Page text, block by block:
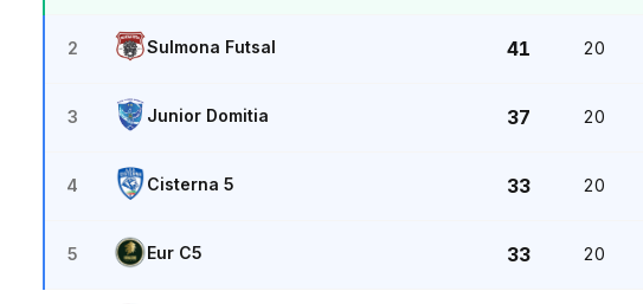
2 Sulmona Futsal 41 20
3 Junior Domitia 37 20
4 Cisterna 5 33 20
5 Eur C5 33 20